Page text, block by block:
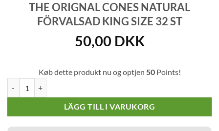
THE ORIGNAL CONES NATURAL
FÖRVALSAD KING SIZE 32 ST
50,00 DKK
Køb dette produkt nu og optjen 50Points!
LÄGG TILL I VARUKORG